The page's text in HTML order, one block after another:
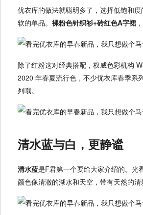
优衣库的做法就聪明多了，选择低饱和
软的单品。 裸粉色针织衫+砖红色A字裙
除了红粉这对经典搭配，权威色彩机构
2020 年春夏流行色，不少优衣库春季系
列哦。
清水蓝与白，更静谧
清水蓝是F君第一个要给大家介绍的。光
颜色像清澈的湖水和天空，带有天然的清